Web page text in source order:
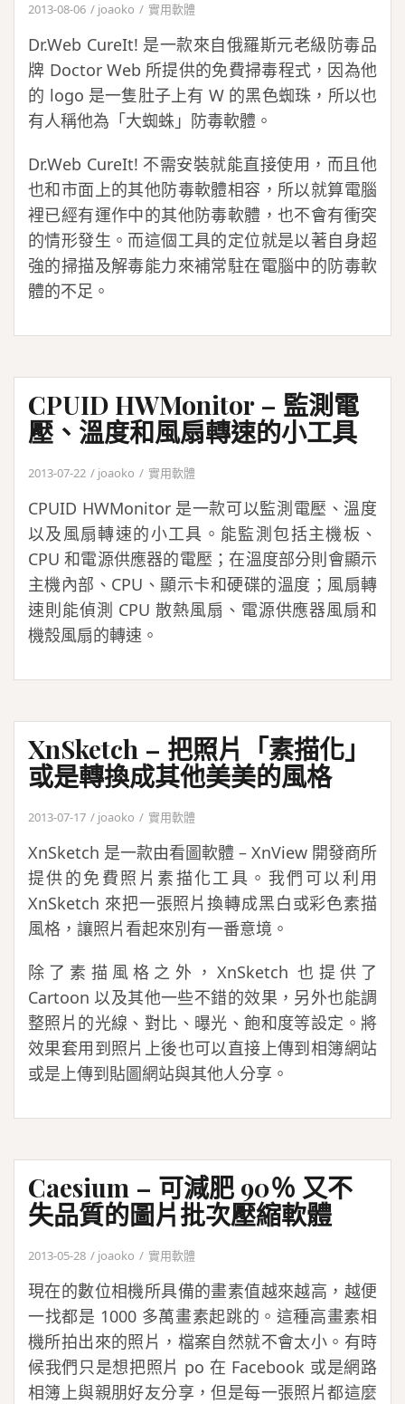
2013-08-06 joaoko 實用軟體
Dr.Web CureIt! 是一款來自俄羅斯元老級防毒品
牌 Doctor Web 所提供的免費掃毒程式，因為他
的 logo 是一隻肚子上有 W 的黑色蜘珠，所以也
有人稱他為「大蜘蛛」防毒軟體。
Dr.Web CureIt! 不需安裝就能直接使用，而且他
也和市面上的其他防毒軟體相容，所以就算電腦
裡已經有運作中的其他防毒軟體，也不會有衝突
的情形發生。而這個工具的定位就是以著自身超
強的掃描及解毒能力來補常駐在電腦中的防毒軟
體的不足。
CPUID HWMonitor – 監測電
壓、溫度和風扇轉速的小工具
2013-07-22 joaoko 實用軟體
CPUID HWMonitor 是一款可以監測電壓、溫度
以及風扇轉速的小工具。能監測包括主機板、
CPU 和電源供應器的電壓；在溫度部分則會顯示
主機內部、CPU、顯示卡和硬碟的溫度；風扇轉
速則能偵測 CPU 散熱風扇、電源供應器風扇和
機殼風扇的轉速。
XnSketch – 把照片「素描化」
或是轉換成其他美美的風格
2013-07-17 joaoko 實用軟體
XnSketch 是一款由看圖軟體 – XnView 開發商所
提供的免費照片素描化工具。我們可以利用
XnSketch 來把一張照片換轉成黑白或彩色素描
風格，讓照片看起來別有一番意境。
除了素描風格之外，XnSketch 也提供了
Cartoon 以及其他一些不錯的效果，另外也能調
整照片的光線、對比、曝光、飽和度等設定。將
效果套用到照片上後也可以直接上傳到相簿網站
或是上傳到貼圖網站與其他人分享。
Caesium – 可減肥 90％ 又不
失品質的圖片批次壓縮軟體
2013-05-28 joaoko 實用軟體
現在的數位相機所具備的畫素值越來越高，越便
一找都是 1000 多萬畫素起跳的。這種高畫素相
機所拍出來的照片，檔案自然就不會太小。有時
候我們只是想把照片 po 在 Facebook 或是網路
相簿上與親朋好友分享，但是每一張照片都這麼